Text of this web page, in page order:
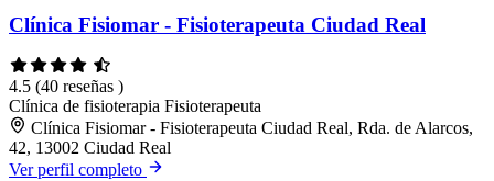
Clínica Fisiomar - Fisioterapeuta Ciudad Real
4.5 (40 reseñas )
Clínica de fisioterapia Fisioterapeuta
Clínica Fisiomar - Fisioterapeuta Ciudad Real, Rda. de Alarcos,
42, 13002 Ciudad Real
Ver perfil completo